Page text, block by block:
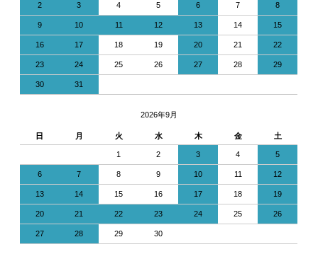
2 3 4 5 6 7 8
9 10 11 12 13 14 15
16 17 18 19 20 21 22
23 24 25 26 27 28 29
30 31
2026年9月
日 月 火 水 木 金 土
1 2 3 4 5
6 7 8 9 10 11 12
13 14 15 16 17 18 19
20 21 22 23 24 25 26
27 28 29 30